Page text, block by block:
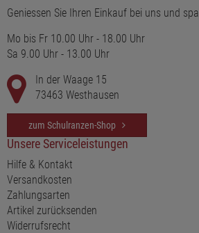
Geniessen Sie Ihren Einkauf bei uns und
Mo bis Fr 10.00 Uhr - 18.00 Uhr
Sa 9.00 Uhr - 13.00 Uhr
In der Waage 15
73463 Westhausen
zum Schulranzen-Shop
Unsere Serviceleistungen
Hilfe & Kontakt
Versandkosten
Zahlungsarten
Artikel zurücksenden
Widerrufsrecht